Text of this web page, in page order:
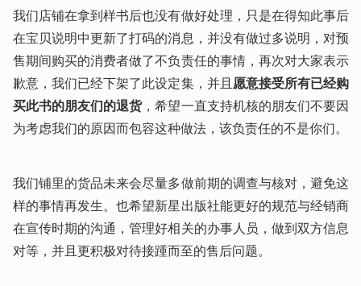
我们店铺在拿到样书后也没有做好处理，只是在得知此事后
在宝贝说明中更新了打码的消息，并没有做过多说明，对预
售期间购买的消费者做了不负责任的事情，再次对大家表示
歉意，我们已经下架了此设定集，并且愿意接受所有已经购
买此书的朋友们的退货，希望一直支持机核的朋友们不要因
为考虑我们的原因而包容这种做法，该负责任的不是你们。
我们铺里的货品未来会尽量多做前期的调查与核对，避免这
样的事情再发生。也希望新星出版社能更好的规范与经销商
在宣传时期的沟通，管理好相关的办事人员，做到双方信息
对等，并且更积极对待接踵而至的售后问题。